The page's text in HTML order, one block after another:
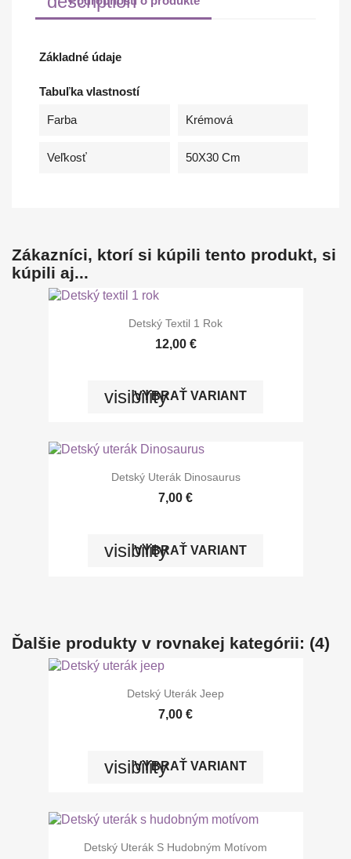
Základné údaje
Tabuľka vlastností
Farba Krémová
Veľkosť 50X30 Cm
Zákazníci, ktorí si kúpili tento produkt, si
kúpili aj...
Detský Textil 1 Rok
12,00 €
visibility
VYBRAŤ VARIANT
Detský Uterák Dinosaurus
7,00 €
visibility
VYBRAŤ VARIANT
Ďalšie produkty v rovnakej kategórii: (4)
Detský Uterák Jeep
7,00 €
visibility
VYBRAŤ VARIANT
Detský Uterák S Hudobným Motívom